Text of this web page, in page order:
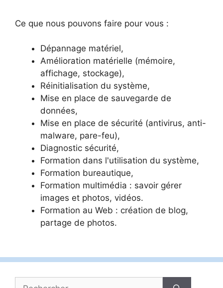
Ce que nous pouvons faire pour vous :
Dépannage matériel,
Amélioration matérielle (mémoire,
affichage, stockage),
Réinitialisation du système,
Mise en place de sauvegarde de
données,
Mise en place de sécurité (antivirus, anti-
malware, pare-feu),
Diagnostic sécurité,
Formation dans l'utilisation du système,
Formation bureautique,
Formation multimédia : savoir gérer
images et photos, vidéos.
Formation au Web : création de blog,
partage de photos.